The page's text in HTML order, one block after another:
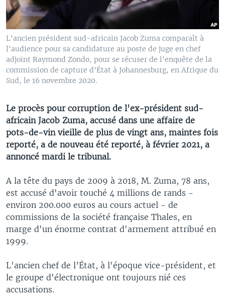
L'ancien président sud-africain Jacob Zuma comparaît à
l'audience pour sa candidature au poste de juge en chef
adjoint Raymond Zondo, pour se récuser de l'enquête de la
commission de capture d'État à Johannesburg, en Afrique du
Sud, le 16 novembre 2020.
Le procès pour corruption de l'ex-président sud-
africain Jacob Zuma, accusé dans une affaire de
pots-de-vin vieille de plus de vingt ans, maintes fois
reporté, a de nouveau été reporté, à février 2021, a
annoncé mardi le tribunal.
A la tête du pays de 2009 à 2018, M. Zuma, 78 ans,
est accusé d'avoir touché 4 millions de rands -
environ 200.000 euros au cours actuel - de
commissions de la société française Thales, en
marge d'un énorme contrat d'armement attribué en
1999.
L'ancien chef de l’État, à l'époque vice-président, et
le groupe d'électronique ont toujours nié ces
accusations.